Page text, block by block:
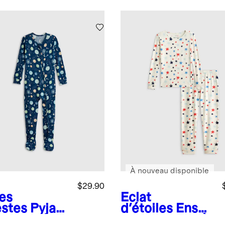
Pyjam
$29.90
Éclat
d'étoiles Ense
À nouveau disponible